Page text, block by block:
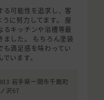
る可能性を追求し、客
に努力してます。 屋
るキッチンや浴槽等最
ました。 もちろん塗装
満足感を味わってい
います。
岩手県一関市千厩町
沢67